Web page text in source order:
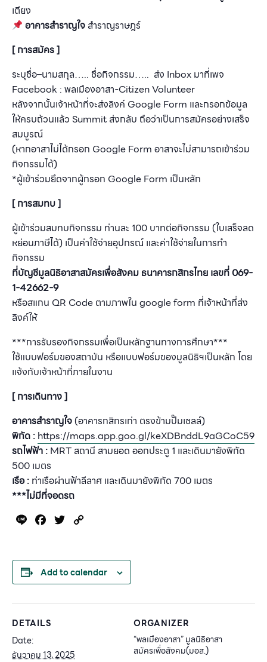
เตียง
อาคารสำราญใจ สำราญราษฎร์
[ การสมัคร ]
ระบุชื่อ–นามสกุล….. ชื่อกิจกรรม….. ส่ง Inbox มาที่เพจ
Facebook : พลเมืองอาสา-Citizen Volunteer
หลังจากนั้นเจ้าหน้าที่จะส่งลิงค์ Google Form และกรอกข้อมูล
ให้ครบถ้วนแล้ว Summit ส่งกลับ ถือว่าเป็นการสมัครอย่างเสร็จ
สมบูรณ์
(หากอาสาไม่ได้กรอก Google Form อาสาจะไม่สามารถเข้าร่วม
กิจกรรมได้)
*ผู้เข้าร่วมยึดจากผู้กรอก Google Form เป็นหลัก
[ การสมทบ ]
ผู้เข้าร่วมสมทบกิจกรรม ท่านละ 100 บาทต่อกิจกรรม (ใบเสร็จลด
หย่อนภาษีได้) เป็นค่าใช้จ่ายอุปกรณ์ และค่าใช้จ่ายในการทำ
กิจกรรม
ที่บัญชีมูลนิธิอาสาสมัครเพื่อสังคม ธนาคารกสิกรไทย เลขที่ 069-
1-42662-9
หรือสแกน QR Code ตามภาพใน google form ที่เจ้าหน้าที่ส่ง
ลิงค์ให้
***การรับรองกิจกรรมเพื่อเป็นหลักฐานทางการศึกษา***
ใช้แบบฟอร์มของสถาบัน หรือแบบฟอร์มของมูลนิธิฯเป็นหลัก โดย
แจ้งกับเจ้าหน้าที่ภายในงาน
[ การเดินทาง ]
อาคารสำราญใจ(อาคารกสิกรเก่า ตรงข้ามปั๊มเชลล์)
พิกัด : https://maps.app.goo.gl/keXDBnddL9aGCoC59
รถไฟฟ้า : MRT สถานี สามยอด ออกประตู 1 และเดินมายังพิกัด
500 เมตร
เรือ : ท่าเรือผ่านฟ้าลีลาศ และเดินมายังพิกัด 700 เมตร
***ไม่มีที่จอดรถ
Line Facebook
Twitter
Add to calendar
DETAILS
Date:
ธันวาคม 13, 2025
ORGANIZER
“พลเมืองอาสา” มูลนิธิอาสา
สมัครเพื่อสังคม(มอส.)